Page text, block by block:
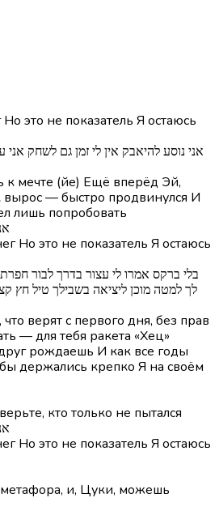
это не показатель Я остаюсь
вырос — быстро продвинулся И
лишь попробовать
Но это не показатель Я остаюсь
לך למטה מוכן ליציאה בשבילך טיל חץ
— для тебя ракета «Хец»
рождаешь И как все годы
держались крепко Я на своём
кто только не пытался
Но это не показатель Я остаюсь
и, Цуки, можешь